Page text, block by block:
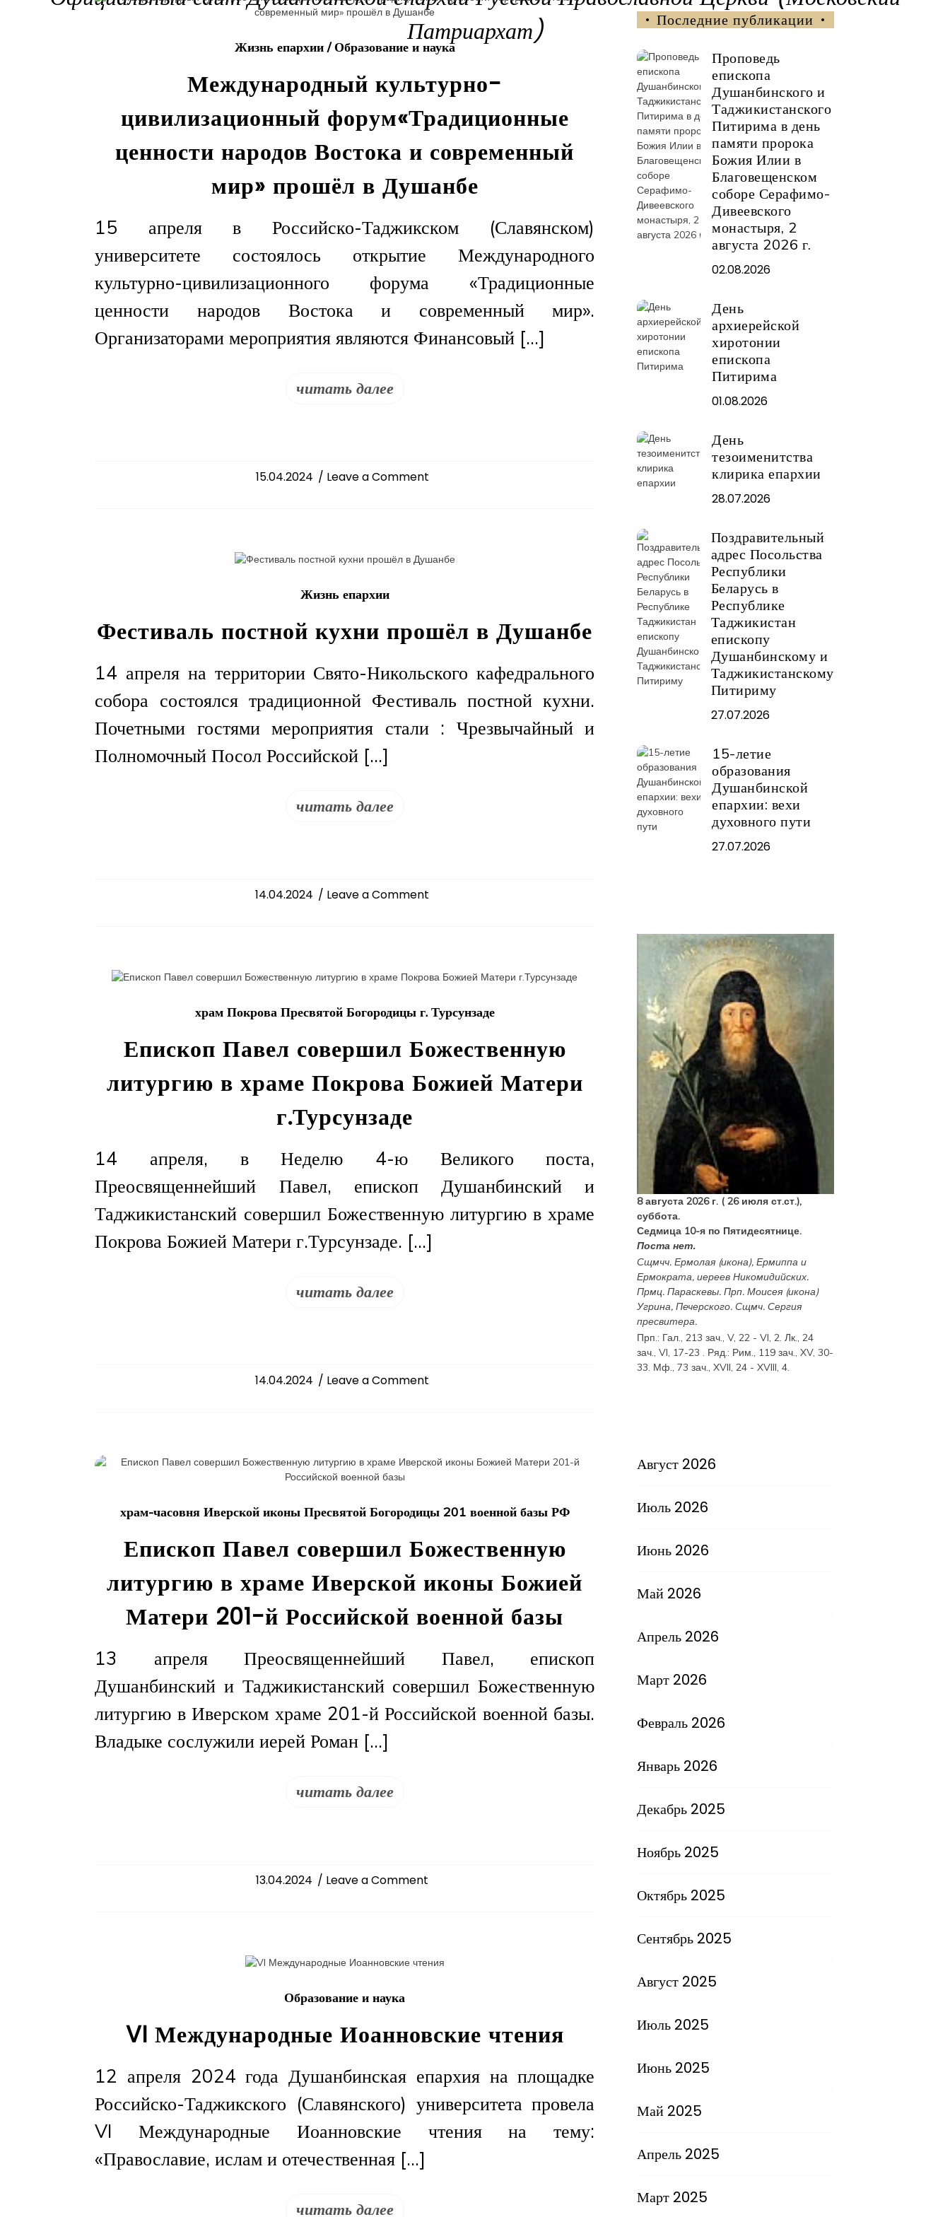
Патриархат)
Жизнь епархии/Образование и наука
Международный культурно-
цивилизационный форум«Традиционные
ценности народов Востока и современный
мир» прошёл в Душанбе
15 апреля в Российско-Таджикском (Славянском)
университете состоялось открытие Международного
культурно-цивилизационного форума «Традиционные
ценности народов Востока и современный мир».
Организаторами мероприятия являются Финансовый […]
читать далее
15.04.2024 / Leave a Commenton
ценности
современный
в
Душанбе
Жизнь епархии
Фестиваль постной кухни прошёл в Душанбе
14 апреля на территории Свято-Никольского кафедрального
собора состоялся традиционной Фестиваль постной кухни.
Почетными гостями мероприятия стали : Чрезвычайный и
Полномочный Посол Российской […]
читать далее
14.04.2024 / Leave a Comment
в
храм Покрова Пресвятой Богородицы г. Турсунзаде
Епископ Павел совершил Божественную
литургию в храме Покрова Божией Матери
г.Турсунзаде
14 апреля, в Неделю 4-ю Великого поста,
Преосвященнейший Павел, епископ Душанбинский и
Таджикистанский совершил Божественную литургию в храме
Покрова Божией Матери г.Турсунзаде. […]
читать далее
14.04.2024 / Leave a Comment
литургию
Покрова
Матери
храм-часовня Иверской иконы Пресвятой Богородицы 201 военной базы РФ
Епископ Павел совершил Божественную
литургию в храме Иверской иконы Божией
Матери 201-й Российской военной базы
13 апреля Преосвященнейший Павел, епископ
Душанбинский и Таджикистанский совершил Божественную
литургию в Иверском храме 201-й Российской военной базы.
Владыке сослужили иерей Роман […]
читать далее
13.04.2024 / Leave a Comment
литургию
иконы
201-
й
Российской
военной
Образование и наука
VI Международные Иоанновские чтения
12 апреля 2024 года Душанбинская епархия на площадке
Российско-Таджикского (Славянского) университета провела
VI Международные Иоанновские чтения на тему:
«Православие, ислам и отечественная […]
читать далее
Последние публикации
Проповедь
епископа
Душанбинского и
Таджикистанского
Питирима в день
памяти пророка
Божия Илии в
Благовещенском
соборе Серафимо-
Дивеевского
монастыря, 2
августа 2026 г.
02.08.2026
День
архиерейской
хиротонии
епископа
Питирима
01.08.2026
День
тезоименитства
клирика епархии
28.07.2026
Поздравительный
адрес Посольства
Республики
Беларусь в
Республике
Таджикистан
епископу
Душанбинскому и
Таджикистанскому
Питириму
27.07.2026
15-летие
образования
Душанбинской
епархии: вехи
духовного пути
27.07.2026
8 августа 2026 г. ( 26 июля ст.ст.),
суббота.
Седмица 10-я по Пятидесятнице.
Поста нет.
Сщмчч.Ермолая (икона),Ермиппа и
Ермократа, иереев Никомидийских.
Прмц.Параскевы. Прп.Моисея (икона)
Угрина, Печерского. Сщмч.Сергия
пресвитера.
Прп.: Гал., 213 зач., V, 22 - VI, 2. Лк., 24
зач., VI, 17-23 . Ряд.: Рим., 119 зач., XV, 30-
33. Мф., 73 зач., XVII, 24 - XVIII, 4.
Август 2026
Июль 2026
Июнь 2026
Май 2026
Апрель 2026
Март 2026
Февраль 2026
Январь 2026
Декабрь 2025
Ноябрь 2025
Октябрь 2025
Сентябрь 2025
Август 2025
Июль 2025
Июнь 2025
Май 2025
Апрель 2025
Март 2025